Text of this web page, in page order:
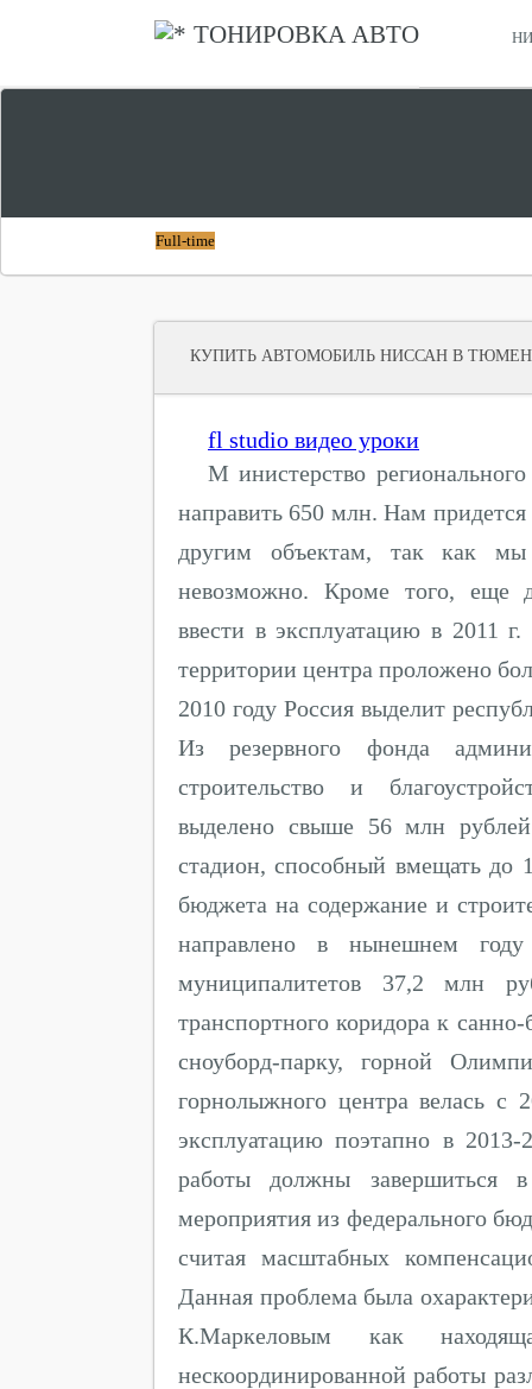
ТОНИРОВКА АВТО
Full-time
КУПИТЬ АВТОМОБИЛЬ НИССАН В
fl studio видео уроки
М инистерство
направить 650 млн. Нам
другим объектам, так как мы
невозможно. Кроме того, еще
ввести в эксплуатацию в 2011
территории центра проложено
2010 году Россия выделит
Из резервного фонда
строительство и
выделено свыше 56 млн
стадион, способный вмещать до
бюджета на содержание и
направлено в нынешнем
муниципалитетов 37,2 млн
транспортного коридора к
сноуборд-парку, горной
горнолыжного центра велась с
эксплуатацию поэтапно в
работы должны завершиться
мероприятия из федерального
считая масштабных
Данная проблема была
К.Маркеловым как
нескоординированной работы